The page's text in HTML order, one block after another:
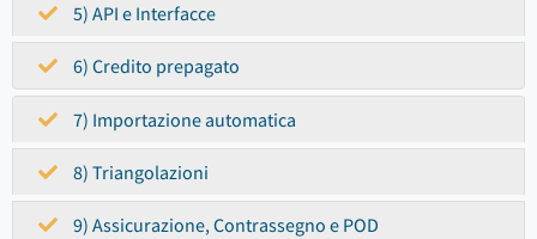
5) API e Interfacce
6) Credito prepagato
7) Importazione automatica
8) Triangolazioni
9) Assicurazione, Contrassegno e POD